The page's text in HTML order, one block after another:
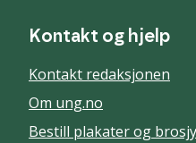
Kontakt og hjelp
Kontakt redaksjonen
Om ung.no
Bestill plakater og